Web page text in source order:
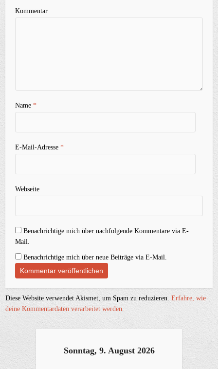
Kommentar
Name*
E-Mail-Adresse*
Webseite
Benachrichtige mich über nachfolgende Kommentare via E-
Mail.
Benachrichtige mich über neue Beiträge via E-Mail.
Diese Website verwendet Akismet, um Spam zu reduzieren.Erfahre, wie
deine Kommentardaten verarbeitet werden.
Sonntag, 9. August 2026